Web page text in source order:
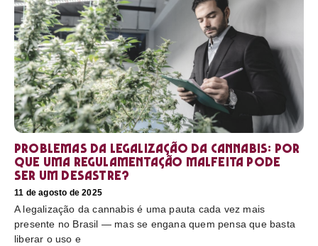
Problemas da legalização da cannabis: por
que uma regulamentação malfeita pode
ser um desastre?
11 de agosto de 2025
A legalização da cannabis é uma pauta cada vez mais
presente no Brasil — mas se engana quem pensa que basta
liberar o uso e